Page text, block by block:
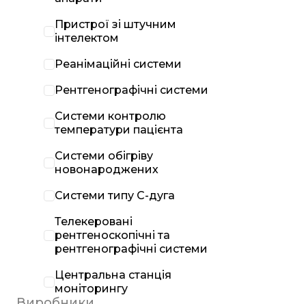
Пристрої зі штучним
інтелектом
Реанімаційні системи
Рентгенографічні системи
Системи контролю
температури пацієнта
Системи обігріву
новонароджених
Системи типу С-дуга
Телекеровані
рентгеноскопічні та
рентгенографічні системи
Центральна станція
моніторингу